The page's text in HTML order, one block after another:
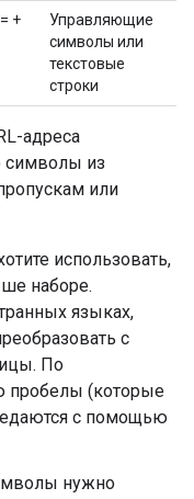
+
Управляющие
символы или
текстовые
строки
адреса
символы из
или
использовать,
наборе.
языках,
с
По
пробелы (которые
с помощью
нужно